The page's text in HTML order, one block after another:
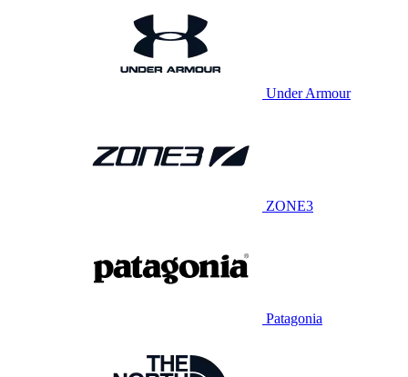
Under Armour
ZONE3
Patagonia